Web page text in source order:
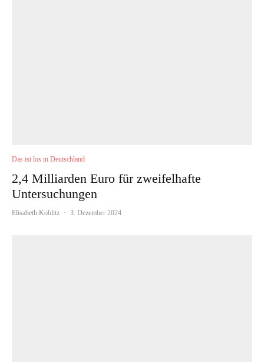
Das ist los in Deutschland
2,4 Milliarden Euro für zweifelhafte
Untersuchungen
Elisabeth Koblitz · 3. Dezember 2024